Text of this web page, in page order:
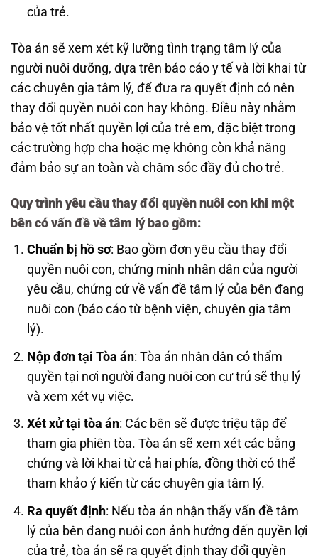
của trẻ.
Tòa án sẽ xem xét kỹ lưỡng tình trạng tâm lý của
người nuôi dưỡng, dựa trên báo cáo y tế và lời khai từ
các chuyên gia tâm lý, để đưa ra quyết định có nên
thay đổi quyền nuôi con hay không. Điều này nhằm
bảo vệ tốt nhất quyền lợi của trẻ em, đặc biệt trong
các trường hợp cha hoặc mẹ không còn khả năng
đảm bảo sự an toàn và chăm sóc đầy đủ cho trẻ.
Quy trình yêu cầu thay đổi quyền nuôi con khi một
bên có vấn đề về tâm lý bao gồm:
Chuẩn bị hồ sơ: Bao gồm đơn yêu cầu thay đổi
quyền nuôi con, chứng minh nhân dân của người
yêu cầu, chứng cứ về vấn đề tâm lý của bên đang
nuôi con (báo cáo từ bệnh viện, chuyên gia tâm
lý).
Nộp đơn tại Tòa án: Tòa án nhân dân có thẩm
quyền tại nơi người đang nuôi con cư trú sẽ thụ lý
và xem xét vụ việc.
Xét xử tại tòa án: Các bên sẽ được triệu tập để
tham gia phiên tòa. Tòa án sẽ xem xét các bằng
chứng và lời khai từ cả hai phía, đồng thời có thể
tham khảo ý kiến từ các chuyên gia tâm lý.
Ra quyết định: Nếu tòa án nhận thấy vấn đề tâm
lý của bên đang nuôi con ảnh hưởng đến quyền lợi
của trẻ, tòa án sẽ ra quyết định thay đổi quyền